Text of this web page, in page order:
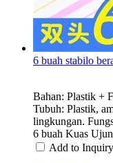
6 buah stabilo
Bahan: Plastik +
Tubuh: Plastik,
lingkungan.
6 buah Kuas
Add to Inquiry